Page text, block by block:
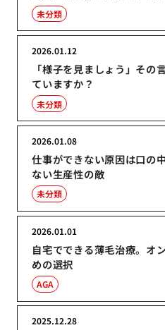
未分類
「様子を見ましょう」その
ていますか？
2026.01.12
未分類
仕事ができない原因は口の
ない生産性の敵
2026.01.08
未分類
自宅でできる薄毛治療。オ
めの選択
2026.01.01
AGA
2025.12.28